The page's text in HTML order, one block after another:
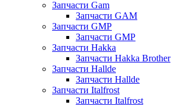
Запчасти Gam
Запчасти GAM
Запчасти GMP
Запчасти GMP
Запчасти Hakka
Запчасти Hakka Brother
Запчасти Hallde
Запчасти Hallde
Запчасти Italfrost
Запчасти Italfrost